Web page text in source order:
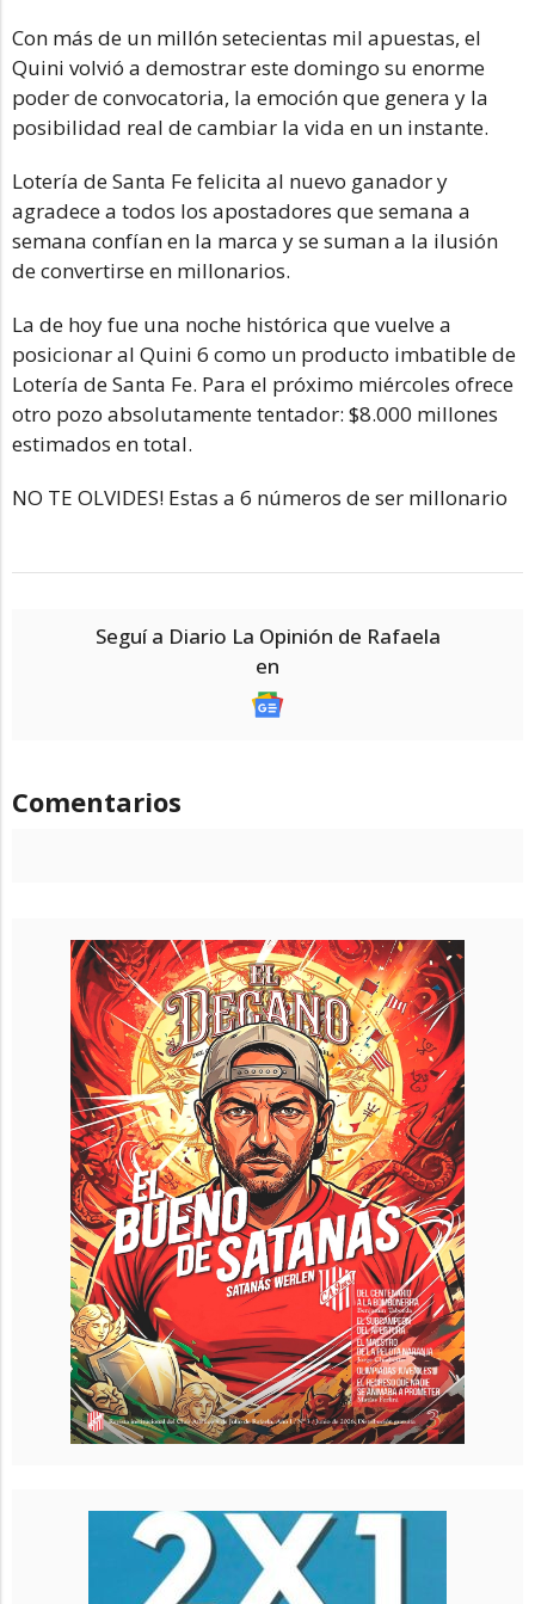
Con más de un millón setecientas mil apuestas, el
Quini volvió a demostrar este domingo su enorme
poder de convocatoria, la emoción que genera y la
posibilidad real de cambiar la vida en un instante.
Lotería de Santa Fe felicita al nuevo ganador y
agradece a todos los apostadores que semana a
semana confían en la marca y se suman a la ilusión
de convertirse en millonarios.
La de hoy fue una noche histórica que vuelve a
posicionar al Quini 6 como un producto imbatible de
Lotería de Santa Fe. Para el próximo miércoles ofrece
otro pozo absolutamente tentador: $8.000 millones
estimados en total.
NO TE OLVIDES! Estas a 6 números de ser millonario
Seguí a Diario La Opinión de Rafaela
en
Comentarios